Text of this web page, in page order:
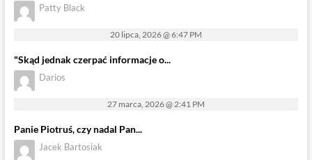
Patty Black
20 lipca, 2026 @ 6:47 PM
"Skąd jednak czerpać informacje o...
Darios
27 marca, 2026 @ 2:41 PM
Panie Piotruś, czy nadal Pan...
Jacek Bartosiak